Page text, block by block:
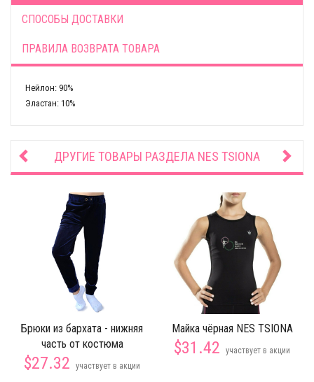
СПОСОБЫ ДОСТАВКИ
ПРАВИЛА ВОЗВРАТА ТОВАРА
Нейлон: 90%
Эластан: 10%
ДРУГИЕ ТОВАРЫ РАЗДЕЛА NES TSIONA
Брюки из бархата - нижняя
часть от костюма
$27.32 участвует в акции
Майка чёрная NES TSIONA
$31.42 участвует в акции